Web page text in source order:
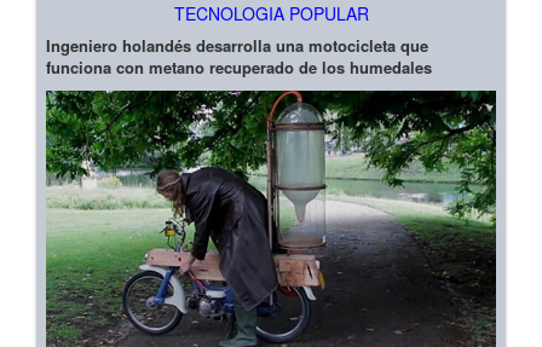
TECNOLOGIA POPULAR
Ingeniero holandés desarrolla una motocicleta que
funciona con metano recuperado de los humedales